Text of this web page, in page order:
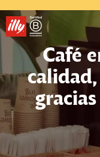
Café